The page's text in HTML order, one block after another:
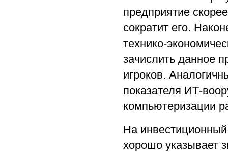
предприятие
сократит его.
технико-
зачислить данное
игроков.
показателя ИТ-
компьютеризации
На
хорошо указывает